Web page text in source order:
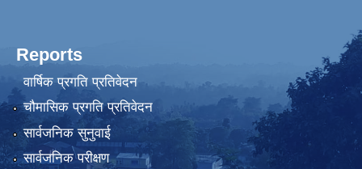
Reports
वार्षिक प्रगति प्रतिवेदन
चौमासिक प्रगति प्रतिवेदन
सार्वजनिक सुनुवाई
सार्वजनिक परीक्षण